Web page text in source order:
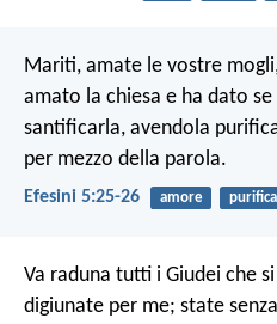
Mariti, amate le vostre
amato la chiesa e ha dato
santificarla, avendola
per mezzo della parola.
Efesini 5:25-26 amore
Va raduna tutti i Giudei che
digiunate per me; state